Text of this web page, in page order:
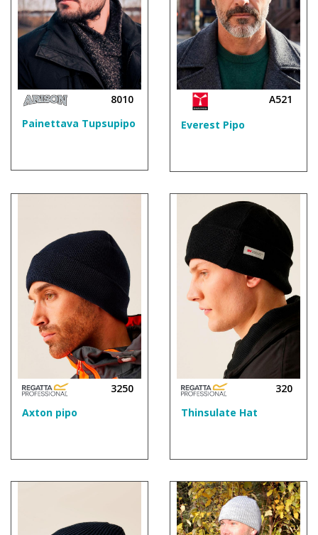
8010
Painettava Tupsupipo
A521
Everest Pipo
3250
Axton pipo
320
Thinsulate Hat